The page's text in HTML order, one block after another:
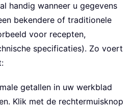
handig wanneer u gegevens
bekendere of traditionele
voor recepten,
specificaties). Zo voert
getallen in uw werkblad
Klik met de rechtermuisknop